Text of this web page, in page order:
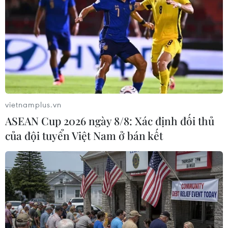
Theo dõi VietnamPlus
TIN LIÊN QUAN
vietnamplus.vn
ASEAN Cup 2026 ngày 8/8: Xác định đối thủ
của đội tuyển Việt Nam ở bán kết